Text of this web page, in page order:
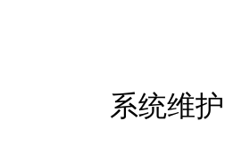
系统维